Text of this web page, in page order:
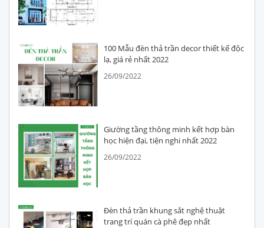
100 Mẫu đèn thả trần decor thiết kế độc
lạ, giá rẻ nhất 2022
26/09/2022
Giường tầng thông minh kết hợp bàn
học hiện đại, tiện nghi nhất 2022
26/09/2022
Đèn thả trần khung sắt nghệ thuật
trang trí quán cà phê đẹp nhất